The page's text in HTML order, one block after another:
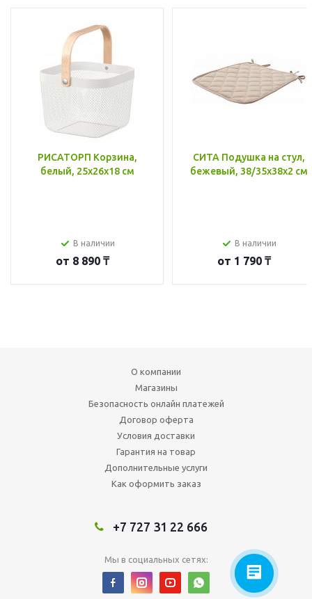
РИСАТОРП Корзина,
белый, 25x26x18 см
В наличии
от 8 890 ₸
СИТА Подушка на стул,
бежевый, 38/35x38x2 см
В наличии
от 1 790 ₸
О компании
Магазины
Безопасность онлайн платежей
Договор оферта
Условия доставки
Гарантия на товар
Дополнительные услуги
Как оформить заказ
+7 727 31 22 666
Мы в социальных сетях: